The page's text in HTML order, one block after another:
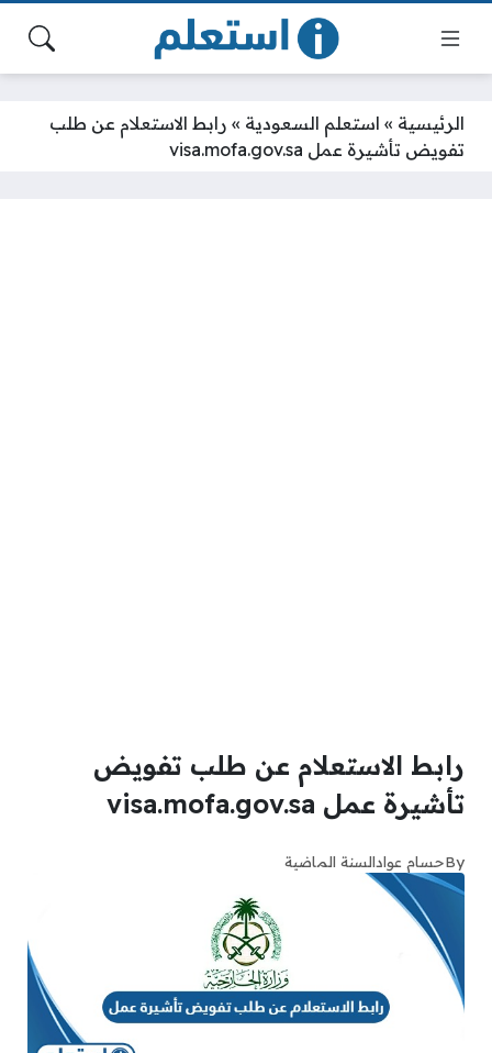
الرئيسية » استعلم السعودية » رابط الاستعلام عن طلب
تفويض تأشيرة عمل visa.mofa.gov.sa
رابط الاستعلام عن طلب تفويض
تأشيرة عمل visa.mofa.gov.sa
Byحسام عوادالسنة الماضية